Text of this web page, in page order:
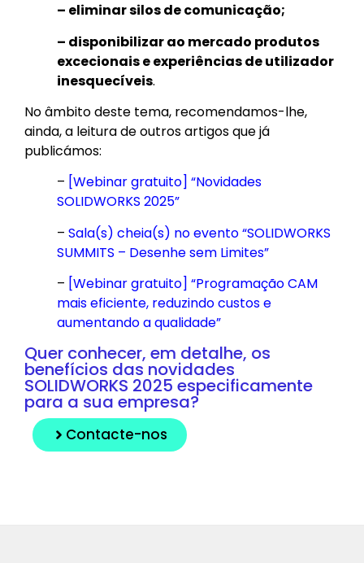
– eliminar silos de comunicação;
– disponibilizar ao mercado produtos
excecionais e experiências de utilizador
inesquecíveis.
No âmbito deste tema, recomendamos-lhe,
ainda, a leitura de outros artigos que já
publicámos:
– [Webinar gratuito] “Novidades
SOLIDWORKS 2025”
– Sala(s) cheia(s) no evento “SOLIDWORKS
SUMMITS – Desenhe sem Limites”
– [Webinar gratuito] “Programação CAM
mais eficiente, reduzindo custos e
aumentando a qualidade”
Quer conhecer, em detalhe, os
benefícios das novidades
SOLIDWORKS 2025 especificamente
para a sua empresa?
Contacte-nos